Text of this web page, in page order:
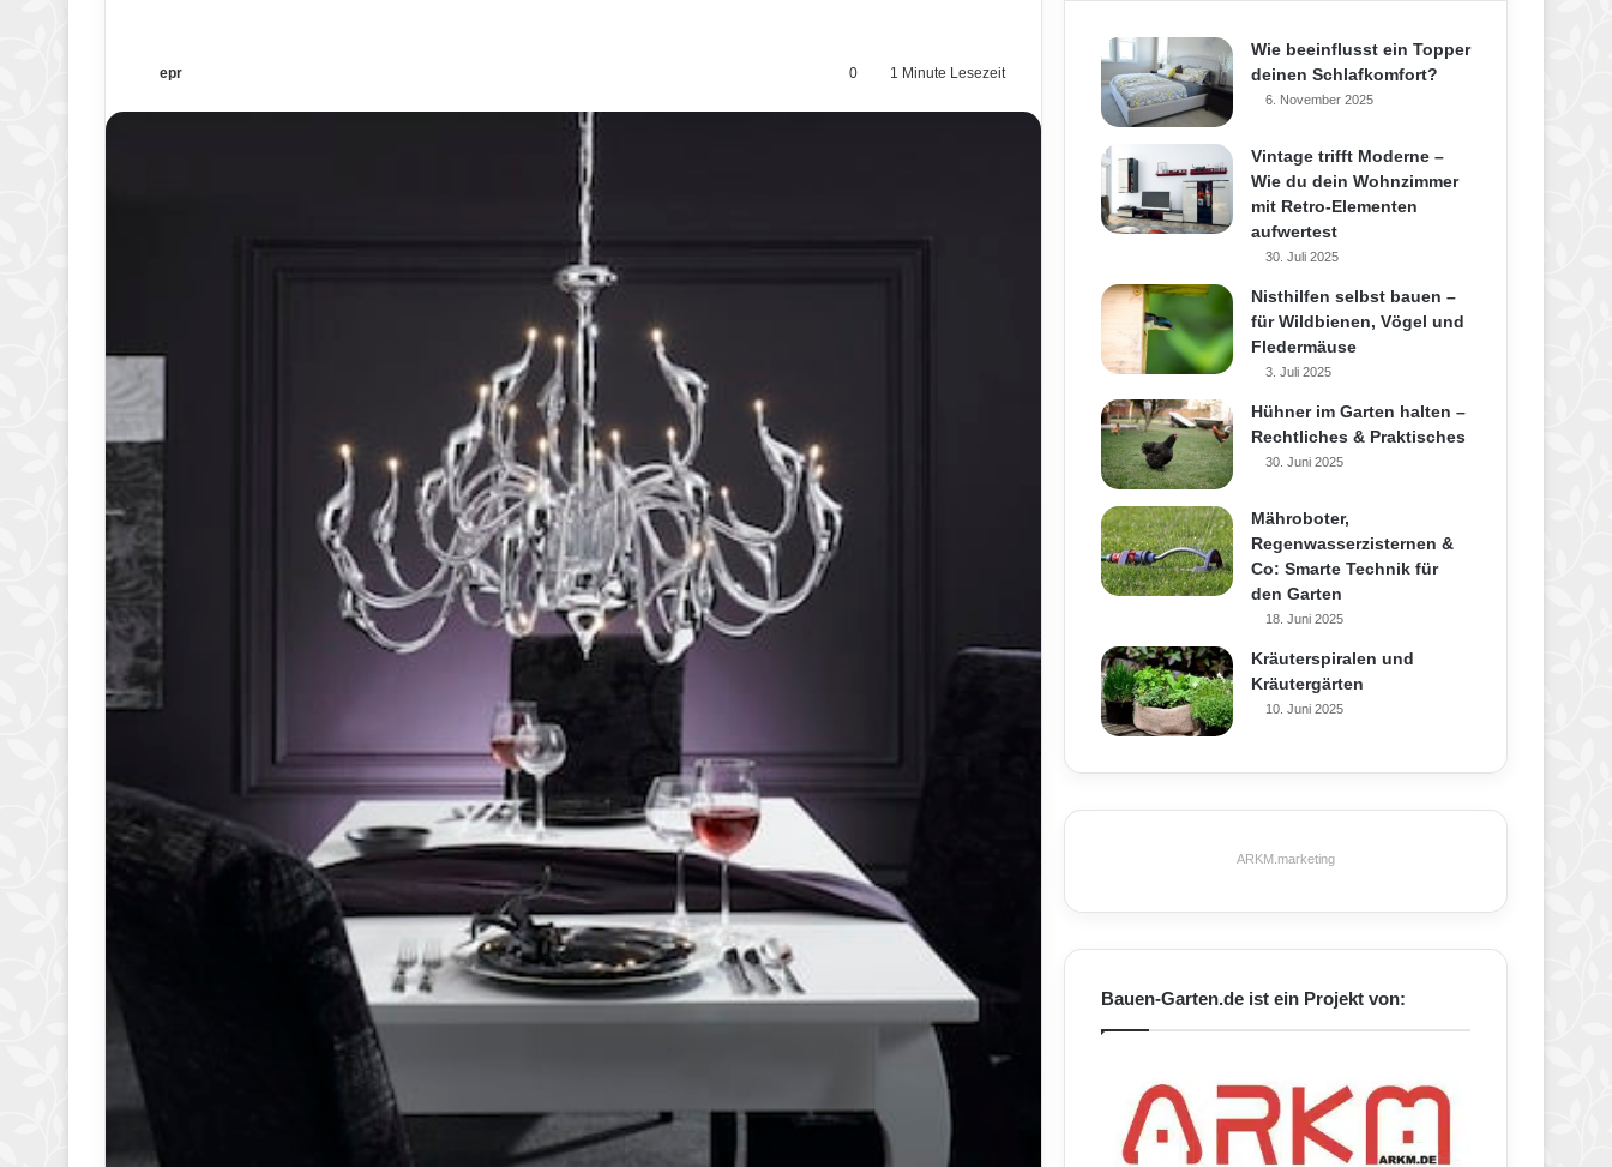
epr 0 1 Minute Lesezeit
Wie beeinflusst ein Topper
deinen Schlafkomfort?
6. November 2025
Vintage trifft Moderne –
Wie du dein Wohnzimmer
mit Retro-Elementen
aufwertest
30. Juli 2025
Nisthilfen selbst bauen –
für Wildbienen, Vögel und
Fledermäuse
3. Juli 2025
Hühner im Garten halten –
Rechtliches & Praktisches
30. Juni 2025
Mähroboter,
Regenwasserzisternen &
Co: Smarte Technik für
den Garten
18. Juni 2025
Kräuterspiralen und
Kräutergärten
10. Juni 2025
ARKM.marketing
Bauen-Garten.de ist ein Projekt von: